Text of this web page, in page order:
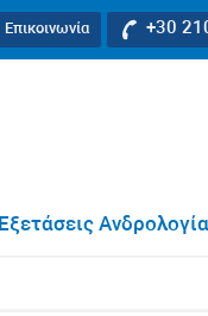
+30
Επικοινωνία
Εξετάσεις